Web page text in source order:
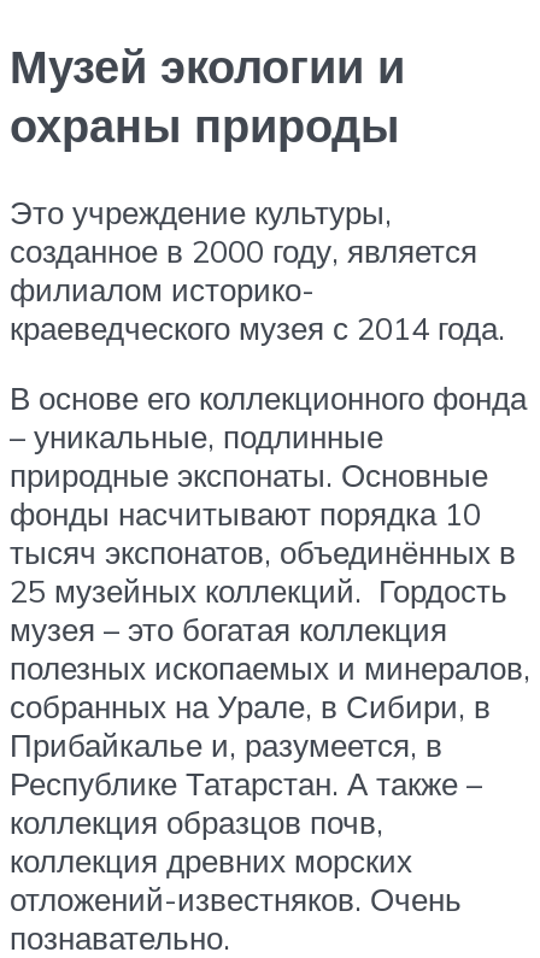
Музей экологии и
охраны природы
Это учреждение культуры,
созданное в 2000 году, является
филиалом историко-
краеведческого музея с 2014 года.
В основе его коллекционного фонда
– уникальные, подлинные
природные экспонаты. Основные
фонды насчитывают порядка 10
тысяч экспонатов, объединённых в
25 музейных коллекций. Гордость
музея – это богатая коллекция
полезных ископаемых и минералов,
собранных на Урале, в Сибири, в
Прибайкалье и, разумеется, в
Республике Татарстан. А также –
коллекция образцов почв,
коллекция древних морских
отложений-известняков. Очень
познавательно.